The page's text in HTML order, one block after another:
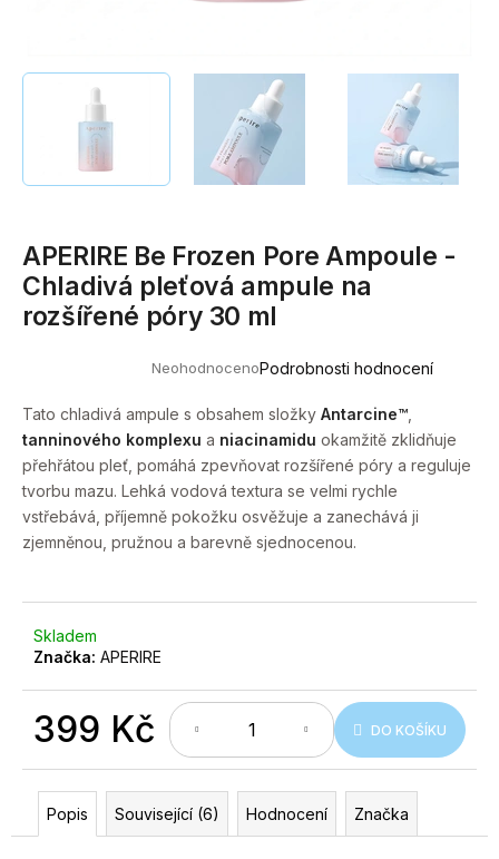
produktu
je
0,0
5
hvězdiček.
NeohodnocenoPodrobnosti hodnocení
APERIRE Be Frozen Pore Ampoule -
Chladivá pleťová ampule na
rozšířené póry 30 ml
Tato chladivá ampule s obsahem složky Antarcine™
tanninového komplexu a niacinamidu okamžitě zklidňuje
přehřátou pleť, pomáhá zpevňovat rozšířené póry a reguluje
tvorbu mazu. Lehká vodová textura se velmi rychle
vstřebává, příjemně pokožku osvěžuje a zanechává ji
zjemněnou, pružnou a barevně sjednocenou.
Skladem
Značka: APERIRE
399 Kč DO KOŠÍKU
Popis Související (6) Hodnocení Značka
í
HLEDAT
p
o
r
u
č
u
j
m
e